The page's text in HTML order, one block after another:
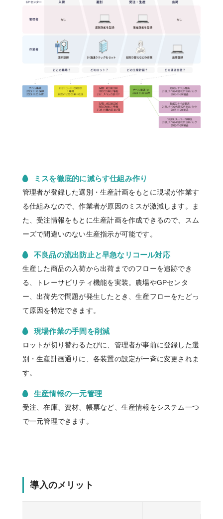
ミスを徹底的に減らす仕組み作り
管理者が登録した選別・生産計画をもとに現場が作業す
る仕組みなので、作業者が原因のミスが激減します。ま
た、受注情報をもとに生産計画を作成できるので、スム
ーズで間違いのない生産指示が可能です。
不良品の流出防止と早急なリコール対応
生産した商品の入荷から出荷までのフローを追跡でき
る、トレーサビリティ機能を実装。農場やGPセンタ
ー、出荷先で問題が発生したとき、生産フローをたどっ
て原因を特定できます。
現場作業の手間を削減
ロットが切り替わるたびに、管理者が事前に登録した選
別・生産計画通りに、各装置の設定が一斉に変更されま
す。
生産情報の一元管理
受注、在庫、資材、帳票など、生産情報をシステム一つ
で一元管理できます。
導入のメリット